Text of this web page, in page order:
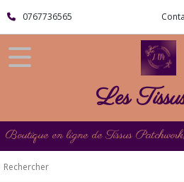
0767736565
Les